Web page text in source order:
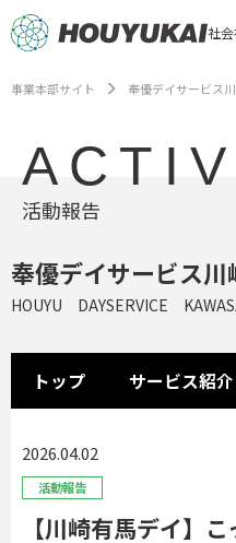
社
事業本部サイト 奉優デイサービス
活動報告
奉優デイサービス川
HOUYU DAYSERVICE
トップ サービス紹介
2026.04.02
活動報告
【川崎有馬デイ】